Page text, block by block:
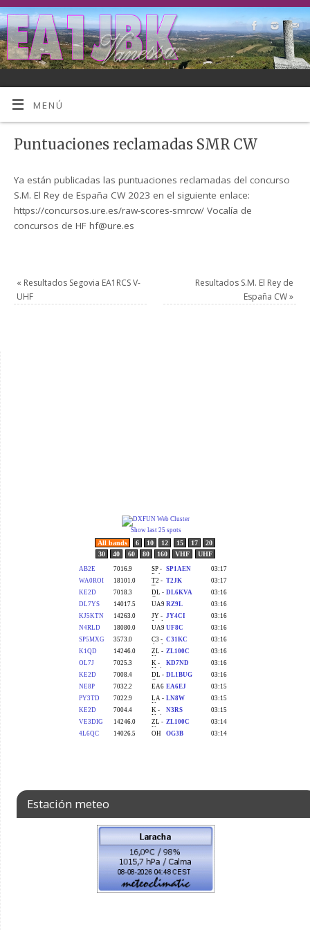
MENÚ
Puntuaciones reclamadas SMR CW
Ya están publicadas las puntuaciones reclamadas del concurso
S.M. El Rey de España CW 2023 en el siguiente enlace:
https://concursos.ure.es/raw-scores-smrcw/ Vocalía de
concursos de HF hf@ure.es
« Resultados Segovia EA1RCS V-
UHF
Resultados S.M. El Rey de
España CW»
Estación meteo